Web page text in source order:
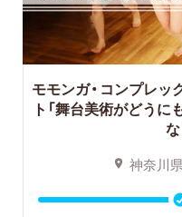
モモンガ・コンプレッ
ト「舞台美術がどう
な
神奈川